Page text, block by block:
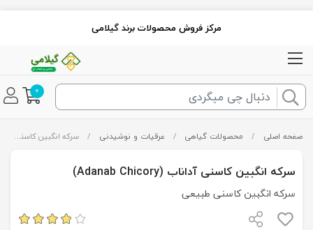
مرکز فروش محصولات برند گیلامی
0
صفحه اصلی / محصولات گیاهی / عرقیات و نوشیدنی / سرکه انگبین کاسنی آداناب (Adanab Chicory)
سرکه انگبین کاسنی آداناب (Adanab Chicory)
سرکه انگبین کاسنی طبیعی